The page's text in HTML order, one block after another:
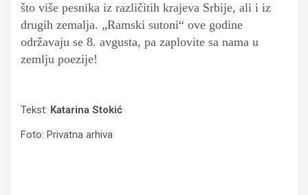
što više pesnika iz različitih krajeva Srbije, ali i iz
drugih zemalja. „Ramski sutoni“ ove godine
održavaju se 8. avgusta, pa zaplovite sa nama u
zemlju poezije!
Tekst: Katarina Stokić
Foto: Privatna arhiva